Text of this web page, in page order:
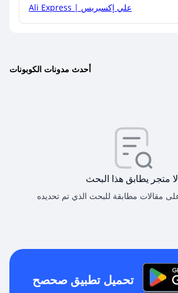
Ali Express | علي إكسبريس
أحدث مدونات الكوبونات
لا متجر يطابق هذا البحث
تحميل تطبيق صحصح